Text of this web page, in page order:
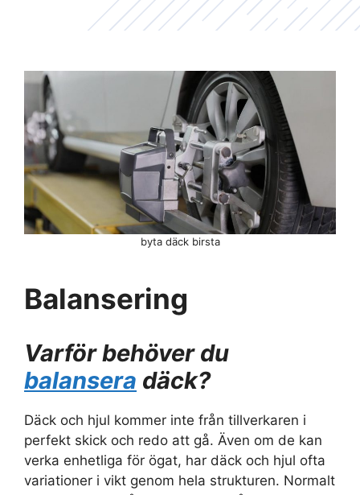
Balansering
Varför behöver du
balansera däck?
Däck och hjul kommer inte från tillverkaren i
perfekt skick och redo att gå. Även om de kan
verka enhetliga för ögat, har däck och hjul ofta
variationer i vikt genom hela strukturen. Normalt
byta däck birsta